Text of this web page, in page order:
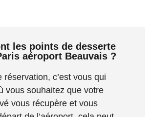
les points de desserte
aéroport Beauvais ?
réservation, c’est vous qui
vous souhaitez que votre
vous récupère et vous